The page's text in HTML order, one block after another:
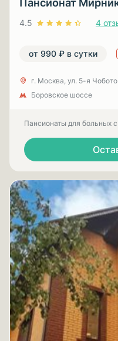
Пансионат
4.5 4
от 990 ₽ в сутки
г. Москва, ул. 5-я
Боровское шоссе
Пансионаты для больных